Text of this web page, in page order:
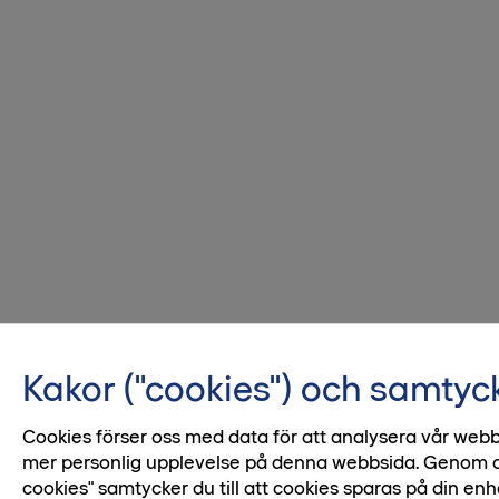
Kakor ("cookies") och
Cookies förser oss med data för att analysera vår
mer personlig upplevelse på denna webbsida. Genom
cookies" samtycker du till att cookies sparas på din